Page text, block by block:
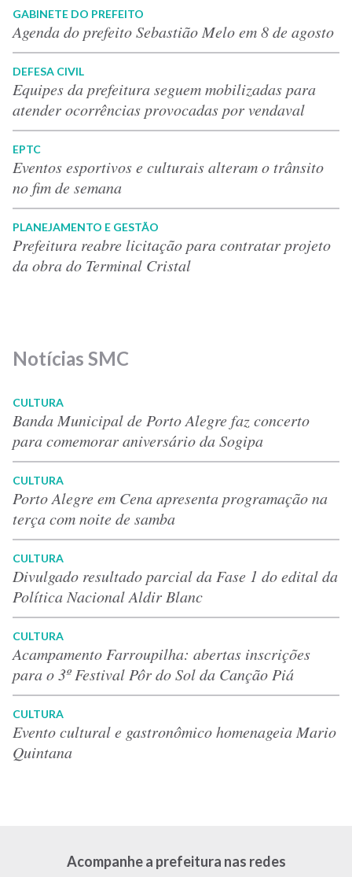
GABINETE DO PREFEITO
Agenda do prefeito Sebastião Melo em 8 de agosto
DEFESA CIVIL
Equipes da prefeitura seguem mobilizadas para
atender ocorrências provocadas por vendaval
EPTC
Eventos esportivos e culturais alteram o trânsito
no fim de semana
PLANEJAMENTO E GESTÃO
Prefeitura reabre licitação para contratar projeto
da obra do Terminal Cristal
Notícias SMC
CULTURA
Banda Municipal de Porto Alegre faz concerto
para comemorar aniversário da Sogipa
CULTURA
Porto Alegre em Cena apresenta programação na
terça com noite de samba
CULTURA
Divulgado resultado parcial da Fase 1 do edital da
Política Nacional Aldir Blanc
CULTURA
Acampamento Farroupilha: abertas inscrições
para o 3º Festival Pôr do Sol da Canção Piá
CULTURA
Evento cultural e gastronômico homenageia Mario
Quintana
Acompanhe a prefeitura nas redes